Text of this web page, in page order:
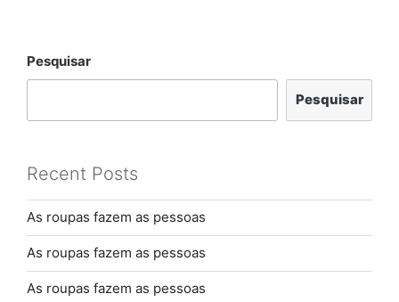
Pesquisar
Pesquisar
Recent Posts
As roupas fazem as pessoas
As roupas fazem as pessoas
As roupas fazem as pessoas